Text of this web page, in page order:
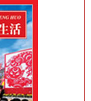
深化“两个全覆盖”
优异成绩迎接新中